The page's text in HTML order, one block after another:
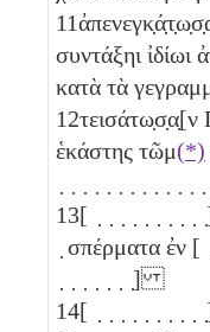
11
συντάξηι
κατὰ τὰ
12τεισάτω̣σ̣α̣[ν
ἑκάστης τῶμ(*)
13[
̣ ̣ ̣ ̣ ̣ ̣ ̣]
14[ ̣ ̣ ̣ ̣ ̣ ̣ ̣ ̣ ̣ ̣]